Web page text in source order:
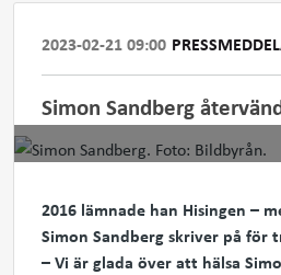
2023-02-21 09:00
Simon Sandberg
2016 lämnade han Hisingen –
Simon Sandberg skriver på för
– Vi är glada över att hälsa